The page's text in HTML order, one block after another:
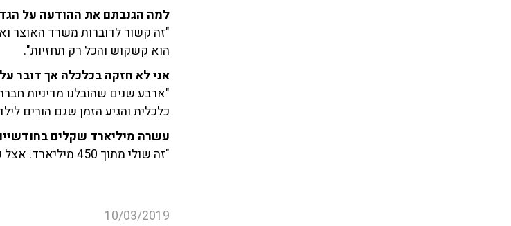
למה הגנבתם את ההודעה על
"זה קשור לדוברות משרד האוצר
הוא קשקוש והכל רק תחזיות".
אני לא חזקה בכלכלה אך דובר
"ארבע שנים שהובלנו מדיניות
כלכלית והגיע הזמן שגם הורים
עשרה מיליארד שקלים
"זה שולי מתוך 450 מיליארד. אצל שטייניץ' הגירעונות היו גדולים יותר. הכסף מגיע למקומות הנכונים".
10/03/2019